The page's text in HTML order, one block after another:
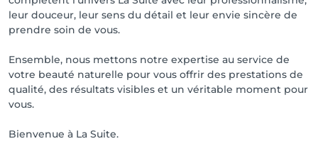
leur douceur, leur sens du détail et leur envie sincère de
prendre soin de vous.
Ensemble, nous mettons notre expertise au service de
votre beauté naturelle pour vous offrir des prestations de
qualité, des résultats visibles et un véritable moment pour
vous.
Bienvenue à La Suite.